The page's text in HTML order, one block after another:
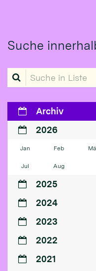
Suche
Suche in Liste
Archiv
2026
Jan Feb
Jul Aug
2025
2024
2023
2022
2021